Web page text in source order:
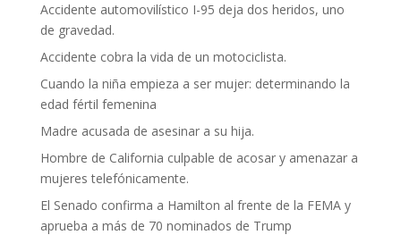
Accidente automovilístico I-95 deja dos heridos, uno
de gravedad.
Accidente cobra la vida de un motociclista.
Cuando la niña empieza a ser mujer: determinando la
edad fértil femenina
Madre acusada de asesinar a su hija.
Hombre de California culpable de acosar y amenazar a
mujeres telefónicamente.
El Senado confirma a Hamilton al frente de la FEMA y
aprueba a más de 70 nominados de Trump